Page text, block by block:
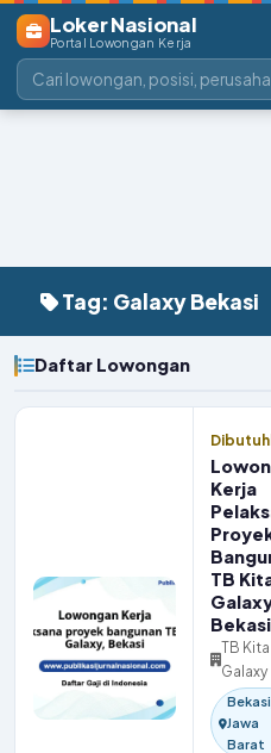
Loker Nasional
Portal Lowongan Kerja
Tag: Galaxy Bekasi
Daftar Lowongan
Kerja
TB
Bekasi
TB Kita
Galaxy
Jawa
Barat